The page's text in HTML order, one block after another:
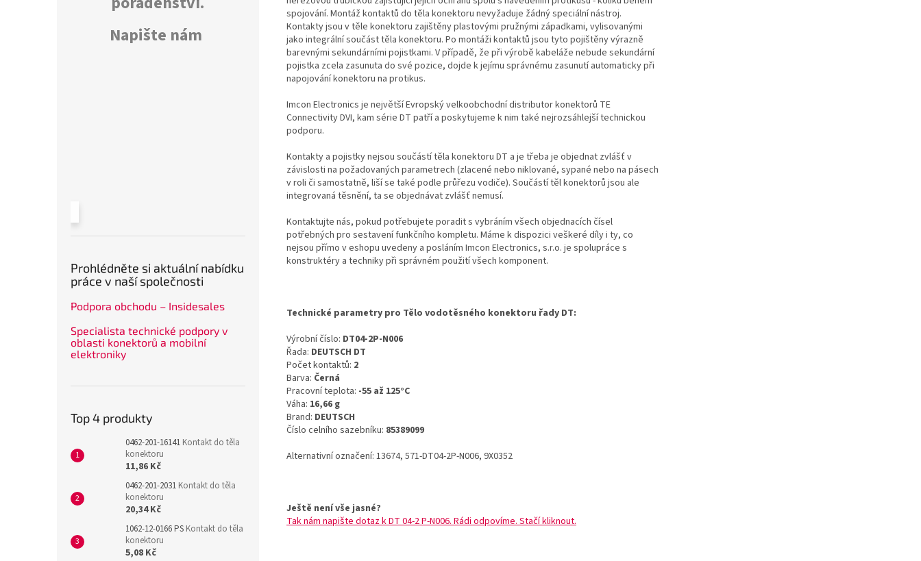
Napište nám
Prohlédněte si aktuální nabídku
práce v naší společnosti
Podpora obchodu – Insidesales
Specialista technické podpory v
oblasti konektorů a mobilní
elektroniky
Top 4 produkty
0462-201-16141 Kontakt do těla
konektoru
11,86 Kč
0462-201-2031 Kontakt do těla
konektoru
20,34 Kč
1062-12-0166 PS Kontakt do těla
konektoru
5,08 Kč
spojování. Montáž kontaktů do těla konektoru nevyžaduje žádný speciální nástroj.
Kontakty jsou v těle konektoru zajištěny plastovými pružnými západkami, vylisovanými
jako integrální součást těla konektoru. Po montáži kontaktů jsou tyto pojištěny výrazně
barevnými sekundárními pojistkami. V případě, že při výrobě kabeláže nebude sekundární
pojistka zcela zasunuta do své pozice, dojde k jejímu správnému zasunutí automaticky při
napojování konektoru na protikus.
Imcon Electronics je největší Evropský velkoobchodní distributor konektorů TE
Connectivity DVI, kam série DT patří a poskytujeme k nim také nejrozsáhlejší technickou
podporu.
Kontakty a pojistky nejsou součástí těla konektoru DT a je třeba je objednat zvlášť v
závislosti na požadovaných parametrech (zlacené nebo niklované, sypané nebo na pásech
v roli či samostatně, liší se také podle průřezu vodiče). Součástí těl konektorů jsou ale
integrovaná těsnění, ta se objednávat zvlášť nemusí.
Kontaktujte nás, pokud potřebujete poradit s vybráním všech objednacích čísel
potřebných pro sestavení funkčního kompletu. Máme k dispozici veškeré díly i ty, co
nejsou přímo v eshopu uvedeny a posláním Imcon Electronics, s.r.o. je spolupráce s
konstruktéry a techniky při správném použití všech komponent.
Technické parametry pro Tělo vodotěsného konektoru řady DT:
Výrobní číslo: DT04-2P-N006
Řada: DEUTSCH DT
Počet kontaktů: 2
Barva: Černá
Pracovní teplota: -55 až 125°C
Váha: 16,66 g
Brand: DEUTSCH
Číslo celního sazebníku: 85389099
Alternativní označení: 13674, 571-DT04-2P-N006, 9X0352
Ještě není vše jasné?
Tak nám napište dotaz k DT 04-2 P-N006. Rádi odpovíme. Stačí kliknout.